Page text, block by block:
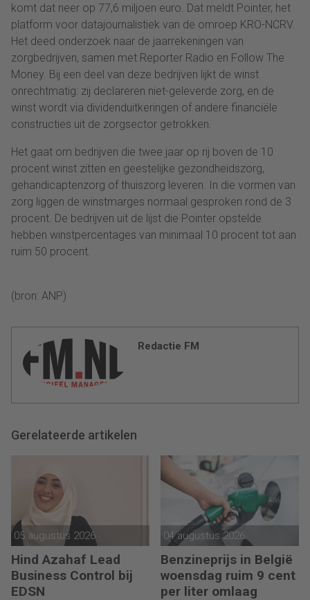
komt dat neer op 77,6 miljoen euro. Dat meldt Pointer, het
platform voor datajournalistiek van de omroep KRO-NCRV.
Het deed onderzoek naar de jaarrekeningen van
zorgbedrijven, samen met Reporter Radio en Follow The
Money. Bij een deel van deze bedrijven lijkt de winst
onrechtmatig: zij declareren niet-geleverde zorg, en de
winst wordt via dividenduitkeringen of andere financiële
constructies uit de zorgsector getrokken.
Het gaat om bedrijven die twee jaar op rij boven de 10
procent winst zitten en geestelijke gezondheidszorg,
gehandicaptenzorg of thuiszorg leveren. In die vormen van
zorg liggen de winstmarges normaal gesproken rond de 3
procent. De bedrijven uit de lijst die Pointer opstelde
hebben winstpercentages van minimaal 10 procent tot aan
ruim 50 procent.
(bron: ANP)
Redactie FM
Gerelateerde artikelen
05 augustus 2026
Hind Azahaf Lead
Business Control bij
EDSN
04 augustus 2026
Benzineprijs in België
woensdag ruim 9 cent
per liter omlaag